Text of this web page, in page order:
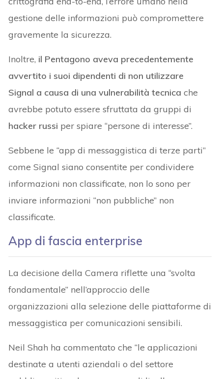
gestione delle informazioni può compromettere
gravemente la sicurezza.
Inoltre, il Pentagono aveva precedentemente
avvertito i suoi dipendenti di non utilizzare
Signal a causa di una vulnerabilità tecnica che
avrebbe potuto essere sfruttata da gruppi di
hacker russi per spiare “persone di interesse”.
Sebbene le “app di messaggistica di terze parti”
come Signal siano consentite per condividere
informazioni non classificate, non lo sono per
inviare informazioni “non pubbliche” non
classificate.
App di fascia enterprise
La decisione della Camera riflette una “svolta
fondamentale” nell’approccio delle
organizzazioni alla selezione delle piattaforme di
messaggistica per comunicazioni sensibili.
Neil Shah ha commentato che “le applicazioni
destinate a utenti aziendali o del settore